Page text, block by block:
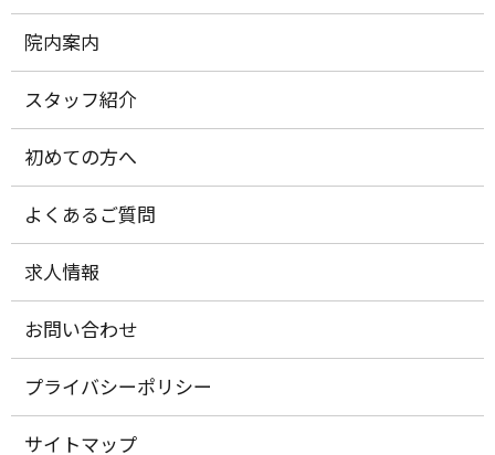
院内案内
スタッフ紹介
初めての方へ
よくあるご質問
求人情報
お問い合わせ
プライバシーポリシー
サイトマップ